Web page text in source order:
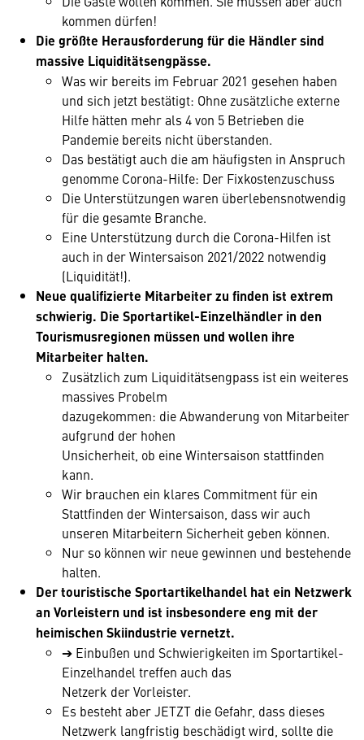
kommen dürfen!
Die größte Herausforderung für die Händler sind
massive Liquiditätsengpässe.
Was wir bereits im Februar 2021 gesehen haben
und sich jetzt bestätigt: Ohne zusätzliche externe
Hilfe hätten mehr als 4 von 5 Betrieben die
Pandemie bereits nicht überstanden.
Das bestätigt auch die am häufigsten in Anspruch
genomme Corona-Hilfe: Der Fixkostenzuschuss
Die Unterstützungen waren überlebensnotwendig
für die gesamte Branche.
Eine Unterstützung durch die Corona-Hilfen ist
auch in der Wintersaison 2021/2022 notwendig
(Liquidität!).
Neue qualifizierte Mitarbeiter zu finden ist extrem
schwierig. Die Sportartikel-Einzelhändler in den
Tourismusregionen müssen und wollen ihre
Mitarbeiter halten.
Zusätzlich zum Liquiditätsengpass ist ein weiteres
massives Probelm
dazugekommen: die Abwanderung von Mitarbeiter
aufgrund der hohen
Unsicherheit, ob eine Wintersaison stattfinden
kann.
Wir brauchen ein klares Commitment für ein
Stattfinden der Wintersaison, dass wir auch
unseren Mitarbeitern Sicherheit geben können.
Nur so können wir neue gewinnen und bestehende
halten.
Der touristische Sportartikelhandel hat ein Netzwerk
an Vorleistern und ist insbesondere eng mit der
heimischen Skiindustrie vernetzt.
➔ Einbußen und Schwierigkeiten im Sportartikel-
Einzelhandel treffen auch das
Netzerk der Vorleister.
Es besteht aber JETZT die Gefahr, dass dieses
Netzwerk langfristig beschädigt wird, sollte die